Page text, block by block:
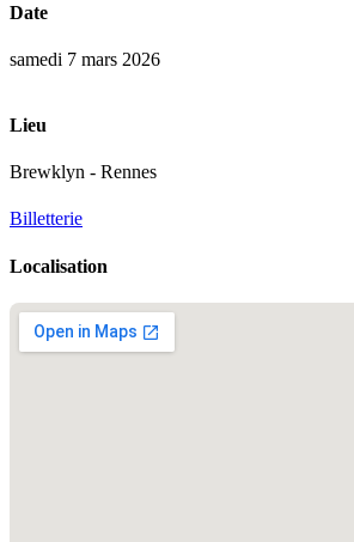
Date
samedi 7 mars 2026
Lieu
Brewklyn - Rennes
Billetterie
Localisation